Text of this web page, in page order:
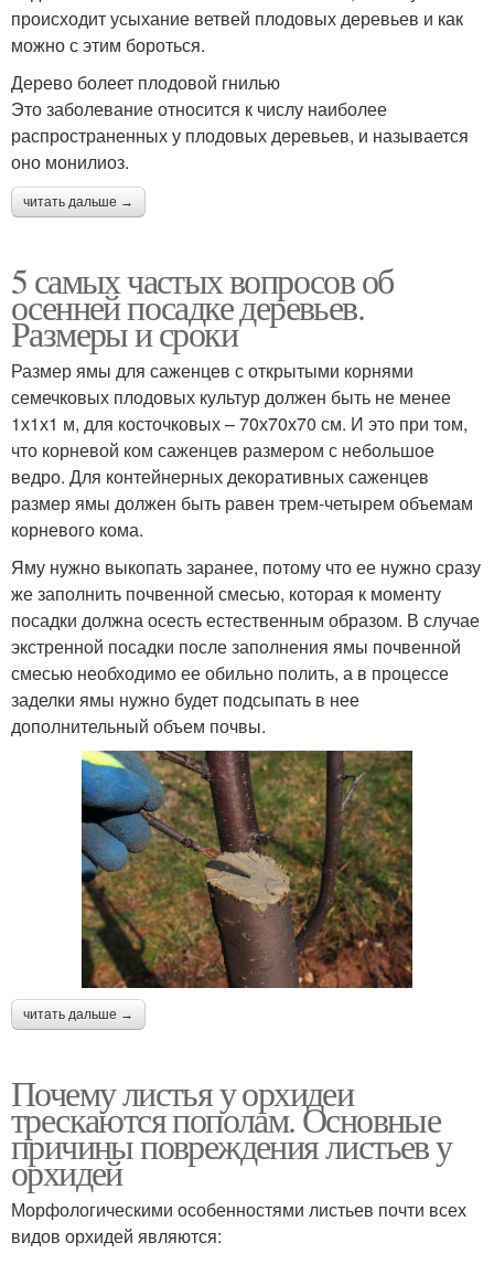
происходит усыхание ветвей плодовых деревьев и как
можно с этим бороться.
Дерево болеет плодовой гнилью
Это заболевание относится к числу наиболее
распространенных у плодовых деревьев, и называется
оно монилиоз.
читать дальше →
5 самых частых вопросов об
осенней посадке деревьев.
Размеры и сроки
Размер ямы для саженцев с открытыми корнями
семечковых плодовых культур должен быть не менее
1х1х1 м, для косточковых – 70х70х70 см. И это при том,
что корневой ком саженцев размером с небольшое
ведро. Для контейнерных декоративных саженцев
размер ямы должен быть равен трем-четырем объемам
корневого кома.
Яму нужно выкопать заранее, потому что ее нужно сразу
же заполнить почвенной смесью, которая к моменту
посадки должна осесть естественным образом. В случае
экстренной посадки после заполнения ямы почвенной
смесью необходимо ее обильно полить, а в процессе
заделки ямы нужно будет подсыпать в нее
дополнительный объем почвы.
читать дальше →
Почему листья у орхидеи
трескаются пополам. Основные
причины повреждения листьев у
орхидей
Морфологическими особенностями листьев почти всех
видов орхидей являются: